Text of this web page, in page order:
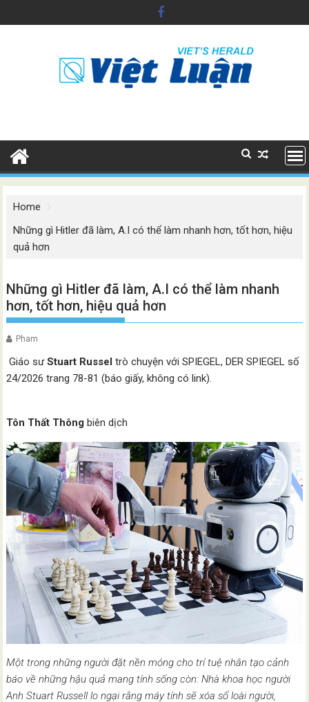
to
Home
Những gì Hitler đã làm, A.I có thể làm nhanh hơn, tốt hơn, hiệu
quả hơn
Những gì Hitler đã làm, A.I có thể làm nhanh
hơn, tốt hơn, hiệu quả hơn
Pham
Giáo sưStuart Russeltrò chuyện với SPIEGEL, DER SPIEGEL số
24/2026 trang 78-81 (báo giấy, không có link).
Tôn Thất Thôngbiên dịch
Một trong những người đặt nền móng cho trí tuệ nhân tạo cảnh
báo về những hậu quả mang tính sống còn: Nhà khoa học người
Anh Stuart Russell lo ngại rằng máy tính sẽ xóa sổ loài người,